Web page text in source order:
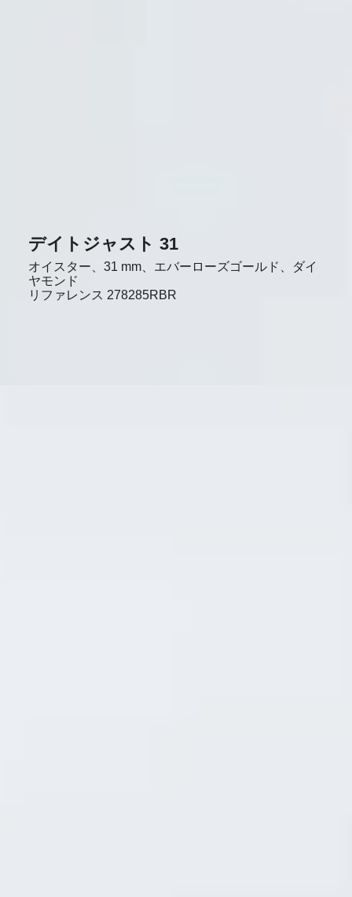
デイトジャスト 31
オイスター、31 mm、エバーローズゴールド、ダイ
ヤモンド
リファレンス 278285RBR